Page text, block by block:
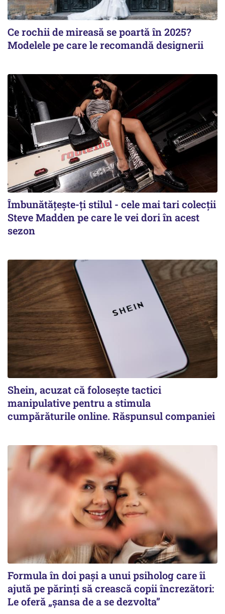
Ce rochii de mireasă se poartă în 2025?
Modelele pe care le recomandă designerii
Îmbunătățește-ți stilul - cele mai tari colecții
Steve Madden pe care le vei dori în acest
sezon
Shein, acuzat că folosește tactici
manipulative pentru a stimula
cumpărăturile online. Răspunsul companiei
Formula în doi pași a unui psiholog care îi
ajută pe părinți să crească copii încrezători:
Le oferă „șansa de a se dezvolta”